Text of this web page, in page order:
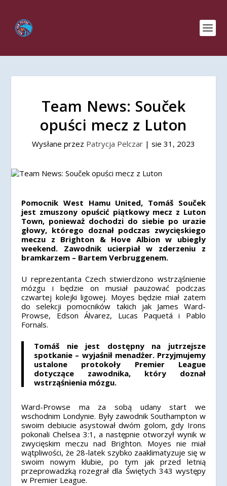
Team News: Souček
opuści mecz z Luton
Wysłane przez Patrycja Pelczar | sie 31, 2023
Pomocnik West Hamu United, Tomáš Souček
jest zmuszony opuścić piątkowy mecz z Luton
Town, ponieważ dochodzi do siebie po urazie
głowy, którego doznał podczas zwycięskiego
meczu z Brighton & Hove Albion w ubiegły
weekend. Zawodnik ucierpiał w zderzeniu z
bramkarzem – Bartem Verbruggenem.
U reprezentanta Czech stwierdzono wstrząśnienie
mózgu i będzie on musiał pauzować podczas
czwartej kolejki ligowej. Moyes będzie miał zatem
do selekcji pomocników takich jak James Ward-
Prowse, Edson Álvarez, Lucas Paquetá i Pablo
Fornals.
Tomáš nie jest dostępny na jutrzejsze
spotkanie – wyjaśnił menadżer. Przyjmujemy
ustalone protokoły Premier League
dotyczące zawodnika, który doznał
wstrząśnienia mózgu.
Ward-Prowse ma za sobą udany start we
wschodnim Londynie. Były zawodnik Southampton w
swoim debiucie asystował dwóm golom, gdy Irons
pokonali Chelsea 3:1, a następnie otworzył wynik w
zwycięskim meczu nad Brighton. Moyes nie miał
wątpliwości, że 28-latek szybko zaaklimatyzuje się w
swoim nowym klubie, po tym jak przed letnią
przeprowadzką rozegrał dla Świętych 343 występy
w Premier League.